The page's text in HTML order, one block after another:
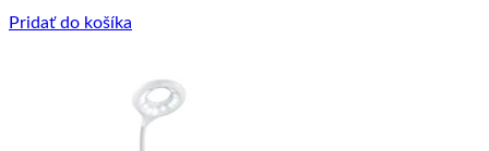
Pridať do košíka